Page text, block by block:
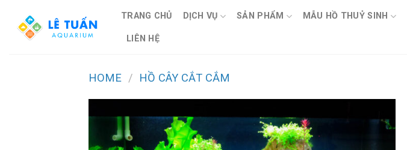
content
TRANG CHỦ DỊCH VỤ SẢN PHẨM MẪU HỒ THUỶ SINH
LIÊN HỆ
HOME / HỒ CÂY CẮT CẮM